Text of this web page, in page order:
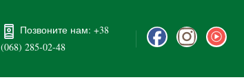
Позвоните нам: +38
(068) 285-02-48